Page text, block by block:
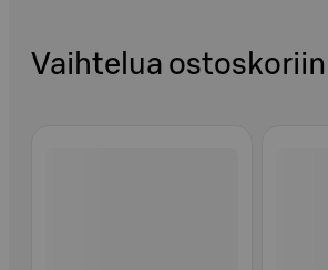
Vaihtelua ostoskoriin